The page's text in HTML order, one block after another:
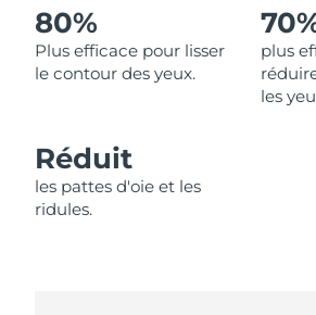
80%
Plus efficace pour lisser
le contour des yeux.
plus
les
Réduit
les pattes d'oie et les
ridules.
Philippines
Portugal
Porto Rico